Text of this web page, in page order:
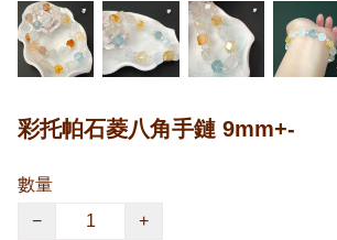
彩托帕石菱八角手鏈 9mm+-
數量
−
+